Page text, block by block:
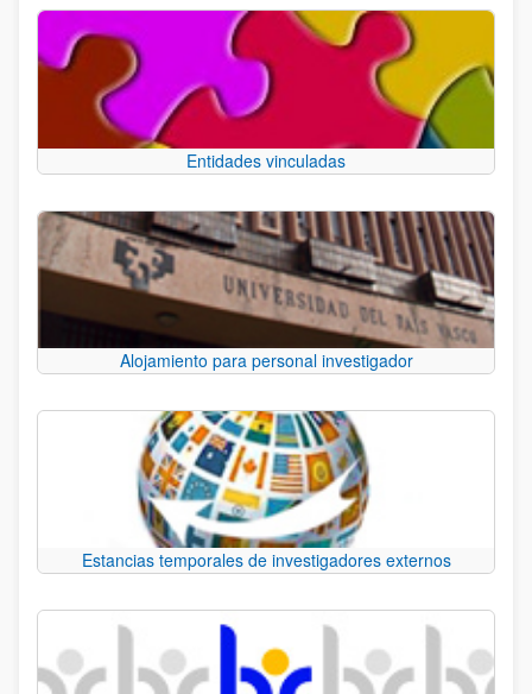
Entidades vinculadas
Alojamiento para personal investigador
Estancias temporales de investigadores externos